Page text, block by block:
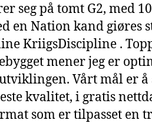
seg på tomt G2, med
en Nation kand giøres
KriigsDiscipline .
mener jeg er
Vårt mål er
kvalitet, i gratis
som er tilpasset en